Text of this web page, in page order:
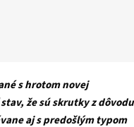
s hrotom novej
že sú skrutky z dôvodu
aj s predošlým typom